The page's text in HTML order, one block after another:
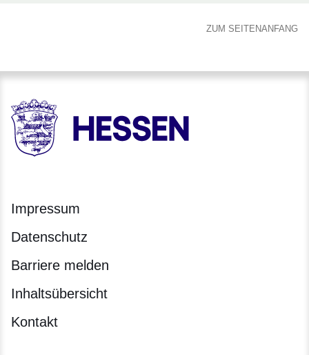
ZUM SEITENANFANG
HESSEN - Hessische Landesregierung
Impressum
Datenschutz
Barriere melden
Inhaltsübersicht
Kontakt